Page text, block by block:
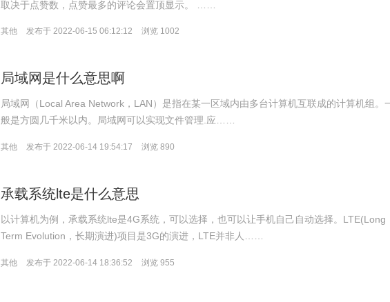
取决于点赞数，点赞最多的评论会置顶显示。 ……
其他 发布于 2022-06-15 06:12:12 浏览 1002
局域网是什么意思啊
局域网（Local Area Network，LAN）是指在某一区域内由多台计算机互联成的计算机组。
般是方圆几千米以内。局域网可以实现文件管理.应……
其他 发布于 2022-06-14 19:54:17 浏览 890
承载系统lte是什么意思
以计算机为例，承载系统lte是4G系统，可以选择，也可以让手机自己自动选择。LTE(Long
Term Evolution，长期演进)项目是3G的演进，LTE并非人……
其他 发布于 2022-06-14 18:36:52 浏览 955